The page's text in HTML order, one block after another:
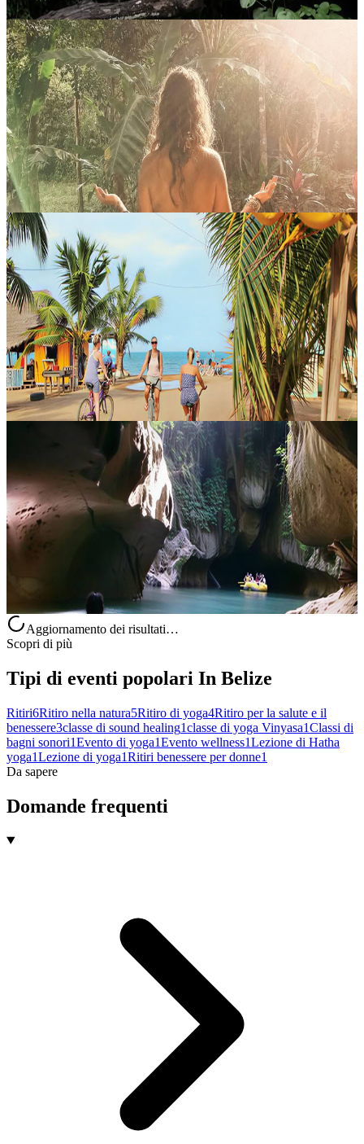
Teiera, Belize
Soglia
Threshold è un invito aperto a chi desidera vivere un’immersione
profonda e solitaria nella natura. Questo pacchetto offre un rifugio
dedicato alla riflessione interiore, alla solitudine intenzionale....
420,00 USD
Middlesex, Belize
Guarigione con il Suono
La vibrazione è alla base di ogni cosa e, quando impariamo ad
ascoltarla con attenzione, può aprirsi uno spazio di consapevolezza
più profondo. Questo ritiro sonoro offre l’occasione di rallentare,
am...
25,00 USD
Middlesex, Belize
Lezione di Hatha o Vinyasa Yoga
Entra in una pratica accogliente, pensata per sostenere corpo, mente
e respiro in uno dei nostri splendidi spazi dedicati allo yoga. Questa
lezione è adatta a tutti i livelli: è una scelta ideale sia....
Middlesex, Belize
Aggiornamento dei risultati…
Scopri di più
Tipi di eventi popolari In Belize
Ritiri6Ritiro nella natura5Ritiro di yoga4Ritiro per la salute e il
benessere3classe di sound healing1classe di yoga Vinyasa1Classi di
bagni sonori1Evento di yoga1Evento wellness1Lezione di Hatha
yoga1Lezione di yoga1Ritiri benessere per donne1
Da sapere
Domande frequenti